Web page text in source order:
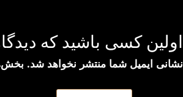
اولین کسی باشید که
نشانی ایمیل شما منتشر نخواهد شد.